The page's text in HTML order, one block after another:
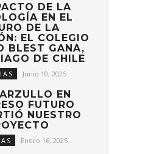
DE LA
EN EL
DE LA
EL COLEGIO
BLEST GANA,
DE CHILE
Junio 10, 2025
EN
FUTURO
NUESTRO
Enero 16, 2025